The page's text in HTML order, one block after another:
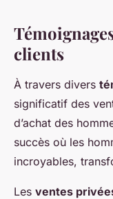
clients
À travers divers
significatif des
d’achat des
succès où les
incroyables,
Les ventes